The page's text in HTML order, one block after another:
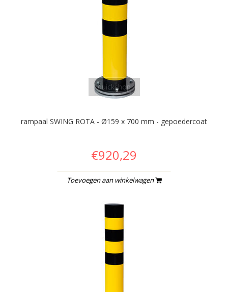
quickshop
rampaal SWING ROTA - Ø159 x 700 mm - gepoedercoat
€920,29
Toevoegen aan winkelwagen